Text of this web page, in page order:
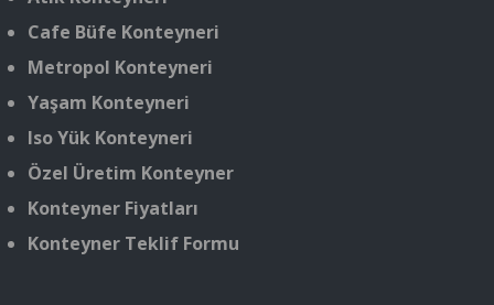
Cafe Büfe Konteyneri
Metropol Konteyneri
Yaşam Konteyneri
Iso Yük Konteyneri
Özel Üretim Konteyner
Konteyner Fiyatları
Konteyner Teklif Formu